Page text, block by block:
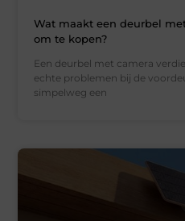
Wat maakt een deurbel
om te kopen?
Een deurbel met camera
echte problemen bij de
simpelweg een